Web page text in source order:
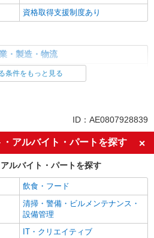
資格取得支援制度あり
・製造・物流
社会保険あり
条件をもっと見る
ID：AE0807928839
アルバイト・パートを探す
ルバイト・パートを探す
飲食・フード
清掃・警備・ビルメンテナンス・
設備管理
IT・クリエイティブ